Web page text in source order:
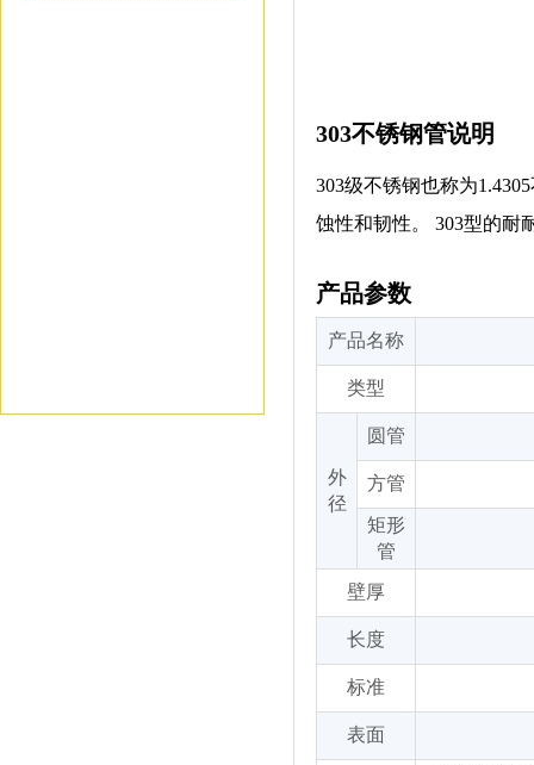
303不锈钢管说明
303级不锈钢也称为
蚀性和韧性。 303型的耐
产品参数
产品名称
类型
外
径
圆管
方管
矩形
管
壁厚
长度
标准
表面